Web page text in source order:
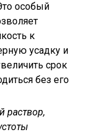
особый
к
усадку и
срок
без его
раствор,